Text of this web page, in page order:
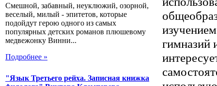
Смешной, забавный, неуклюжий, озорной,
веселый, милый - эпитетов, которые
подойдут герою одного из самых
популярных детских романов плюшевому
медвежонку Винни...
Подробнее »
"Язык Третьего рейха. Записная книжка
гимназий